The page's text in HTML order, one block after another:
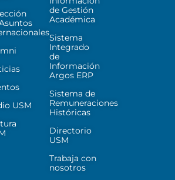
USM
de Gestión
Académica
Sistema
Integrado
de
Información
Argos ERP
Sistema de
Remuneraciones
Históricas
Directorio
USM
Trabaja con
nosotros